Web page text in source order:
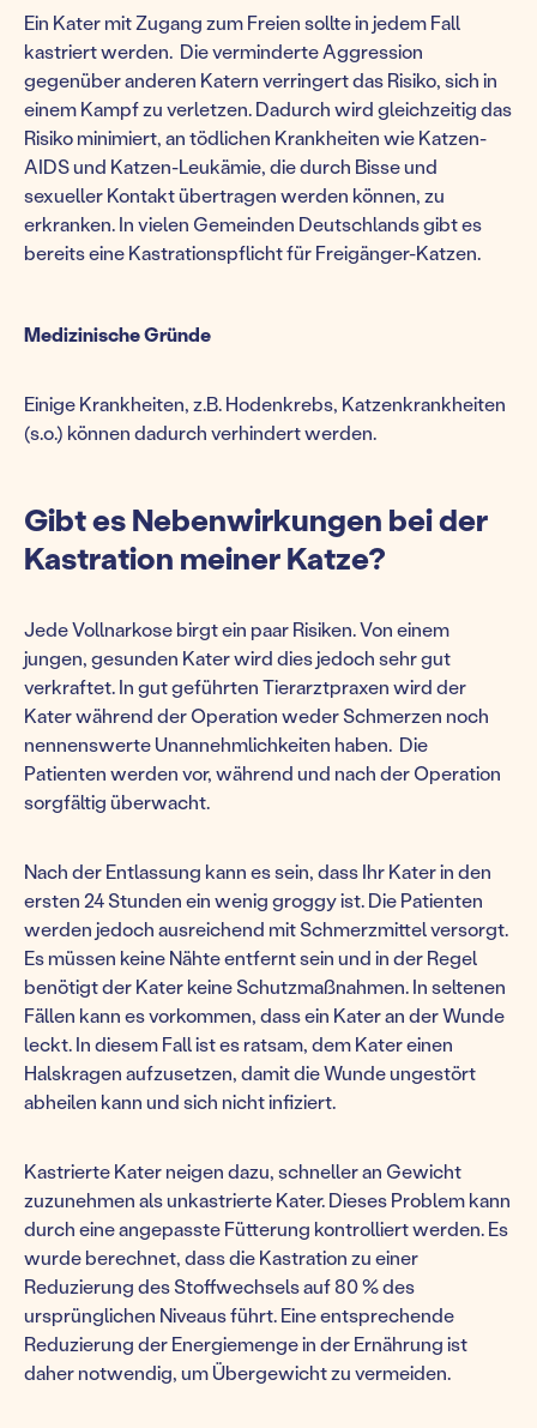
Ein Kater mit Zugang zum Freien sollte in jedem Fall
kastriert werden. Die verminderte Aggression
gegenüber anderen Katern verringert das Risiko, sich in
einem Kampf zu verletzen. Dadurch wird gleichzeitig das
Risiko minimiert, an tödlichen Krankheiten wie Katzen-
AIDS und Katzen-Leukämie, die durch Bisse und
sexueller Kontakt übertragen werden können, zu
erkranken. In vielen Gemeinden Deutschlands gibt es
bereits eine Kastrationspflicht für Freigänger-Katzen.
Medizinische Gründe
Einige Krankheiten, z.B. Hodenkrebs, Katzenkrankheiten
(s.o.) können dadurch verhindert werden.
Gibt es Nebenwirkungen bei der
Kastration meiner Katze?
Jede Vollnarkose birgt ein paar Risiken. Von einem
jungen, gesunden Kater wird dies jedoch sehr gut
verkraftet. In gut geführten Tierarztpraxen wird der
Kater während der Operation weder Schmerzen noch
nennenswerte Unannehmlichkeiten haben. Die
Patienten werden vor, während und nach der Operation
sorgfältig überwacht.
Nach der Entlassung kann es sein, dass Ihr Kater in den
ersten 24 Stunden ein wenig groggy ist. Die Patienten
werden jedoch ausreichend mit Schmerzmittel versorgt.
Es müssen keine Nähte entfernt sein und in der Regel
benötigt der Kater keine Schutzmaßnahmen. In seltenen
Fällen kann es vorkommen, dass ein Kater an der Wunde
leckt. In diesem Fall ist es ratsam, dem Kater einen
Halskragen aufzusetzen, damit die Wunde ungestört
abheilen kann und sich nicht infiziert.
Kastrierte Kater neigen dazu, schneller an Gewicht
zuzunehmen als unkastrierte Kater. Dieses Problem kann
durch eine angepasste Fütterung kontrolliert werden. Es
wurde berechnet, dass die Kastration zu einer
Reduzierung des Stoffwechsels auf 80 % des
ursprünglichen Niveaus führt. Eine entsprechende
Reduzierung der Energiemenge in der Ernährung ist
daher notwendig, um Übergewicht zu vermeiden.